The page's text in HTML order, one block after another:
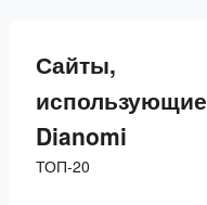
Сайты,
использующие
Dianomi
ТОП-20